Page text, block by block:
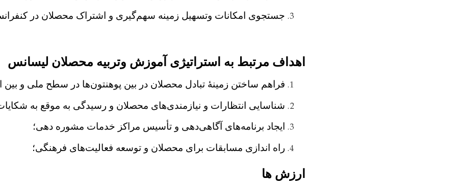
جستجوی امکانات وتسهیل زمینه سهم‌گیری و اشتراک محصلان در
اهداف مرتبط به استراتیژی آموزش وتربیه محصلان لیسانس
فراهم ساختن زمینۀ تبادل محصلان در بین پوهنتون‌ها در سطح ملی و بین
شناسایی انتظارات و نیازمندی‌های محصلان و رسیدگی به موقع به شکایات
ایجاد برنامه‌های آگاهی‌دهی و تأسیس مراکز خدمات مشوره دهی؛
راه اندازی مسابقات برای محصلان و توسعه فعالیت‌های فرهنگی؛
ارزش ها